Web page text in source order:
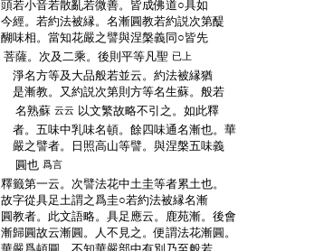
頭若小音若散亂若微善。皆成佛道○具如
今經。若約法被縁。名漸圓教若約説次第醍
醐味相。當知花嚴之譬與涅槃義同○皆先
菩薩。次及二乘。後則平等凡聖 已上
淨名方等及大品般若並云。約法被縁猶
是漸教。又約説次第則方等名生蘇。般若
名熟蘇 云云 以文繁故略不引之。如此釋
者。五味中乳味名頓。餘四味通名漸也。華
嚴之譬者。日照高山等譬。與涅槃五味義
圓也 爲言
釋籤第一云。次譬法花中土圭等者累土也。
故字從具足土謂之爲圭○若約法被縁名漸
圓教者。此文語略。具足應云。鹿苑漸。後會
漸歸圓故云漸圓。人不見之。便謂法花漸圓。